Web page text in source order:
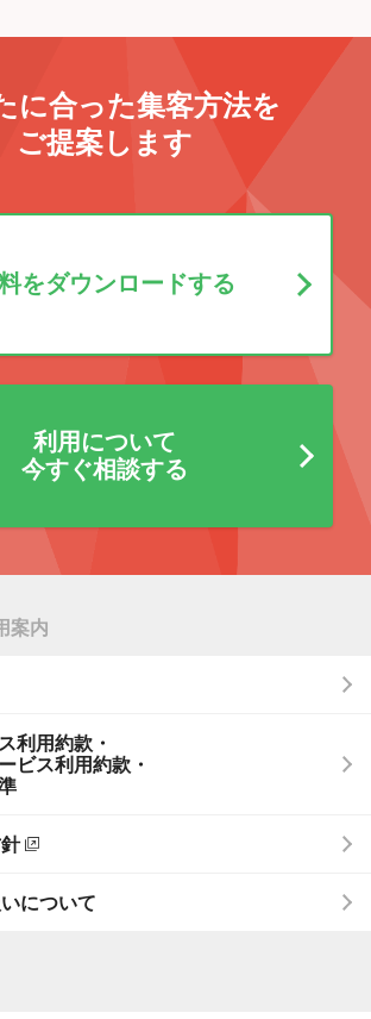
に合った集客方法を
ご提案します
をダウンロードする
利用について
今すぐ相談する
案内
利用約款・
ビス利用約款・
について